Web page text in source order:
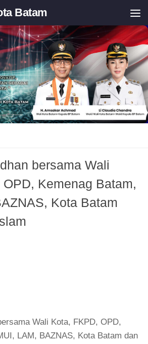
Batam
bersama Wali
Kemenag Batam,
Kota Batam
Wali Kota, FKPD, OPD,
LAM, BAZNAS, Kota Batam dan